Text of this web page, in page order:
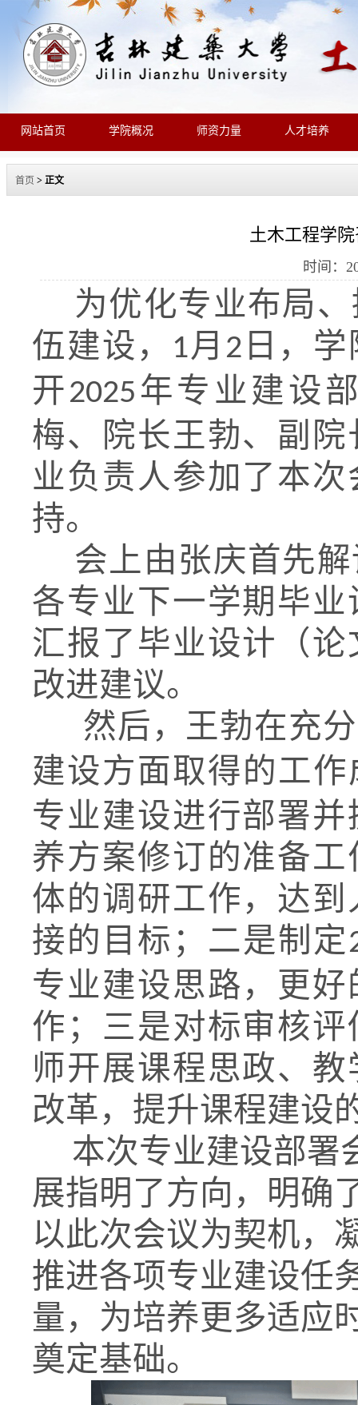
网站首页 学院概况 师资力量 人才培养
首页 > 正文
土木工程学
时间：
为优化专业布局
伍建设，
1月 2 日，
开2025 年专业建设
梅、院长王勃、副
业负责人参加了本
持。
会上由张庆首先
各专业下一学期毕
汇报了毕业设计（
改进建议。
然后，王勃在充
建设方面取得的工
专业建设进行部署
养方案修订的准备
体的调研工作，达
接的目标；二是制定
专业建设思路，更
作；三是对标审核
师开展课程思政、
改革，提升课程建设
本次专业建设部署
展指明了方向，明确
以此次会议为契机，
推进各项专业建设任
量，为培养更多适应
奠定基础。